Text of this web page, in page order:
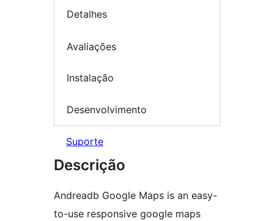
Detalhes
Avaliações
Instalação
Desenvolvimento
Suporte
Descrição
Andreadb Google Maps is an easy-
to-use responsive google maps